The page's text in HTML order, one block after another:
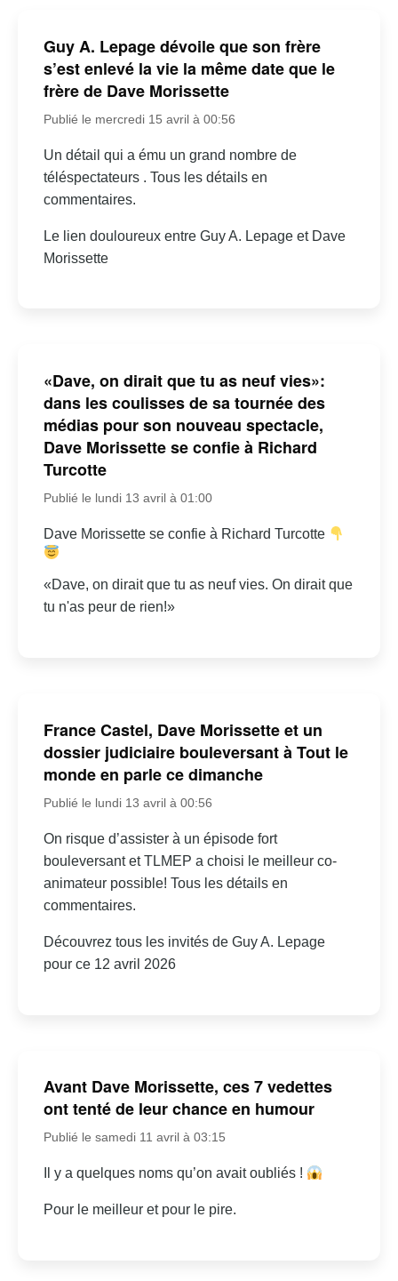
Guy A. Lepage dévoile que son frère
s’est enlevé la vie la même date que le
frère de Dave Morissette
Publié le mercredi 15 avril à 00:56
Un détail qui a ému un grand nombre de
téléspectateurs . Tous les détails en
commentaires.
Le lien douloureux entre Guy A. Lepage et Dave
Morissette
«Dave, on dirait que tu as neuf vies»:
dans les coulisses de sa tournée des
médias pour son nouveau spectacle,
Dave Morissette se confie à Richard
Turcotte
Publié le lundi 13 avril à 01:00
Dave Morissette se confie à Richard Turcotte
«Dave, on dirait que tu as neuf vies. On dirait que
tu n'as peur de rien!»
France Castel, Dave Morissette et un
dossier judiciaire bouleversant à Tout le
monde en parle ce dimanche
Publié le lundi 13 avril à 00:56
On risque d’assister à un épisode fort
bouleversant et TLMEP a choisi le meilleur co-
animateur possible! Tous les détails en
commentaires.
Découvrez tous les invités de Guy A. Lepage
pour ce 12 avril 2026
Avant Dave Morissette, ces 7 vedettes
ont tenté de leur chance en humour
Publié le samedi 11 avril à 03:15
Il y a quelques noms qu’on avait oubliés !
Pour le meilleur et pour le pire.